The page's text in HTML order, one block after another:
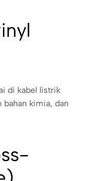
di kabel listrik
bahan kimia, dan